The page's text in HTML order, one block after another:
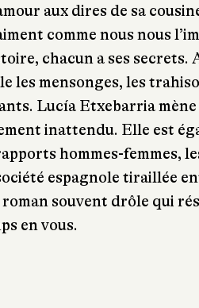
aux dires de sa
comme nous nous
chacun a ses secrets.
les mensonges, les
Lucía Etxebarria
inattendu. Elle est
hommes-femmes,
espagnole tiraillée
souvent drôle qui
en vous.